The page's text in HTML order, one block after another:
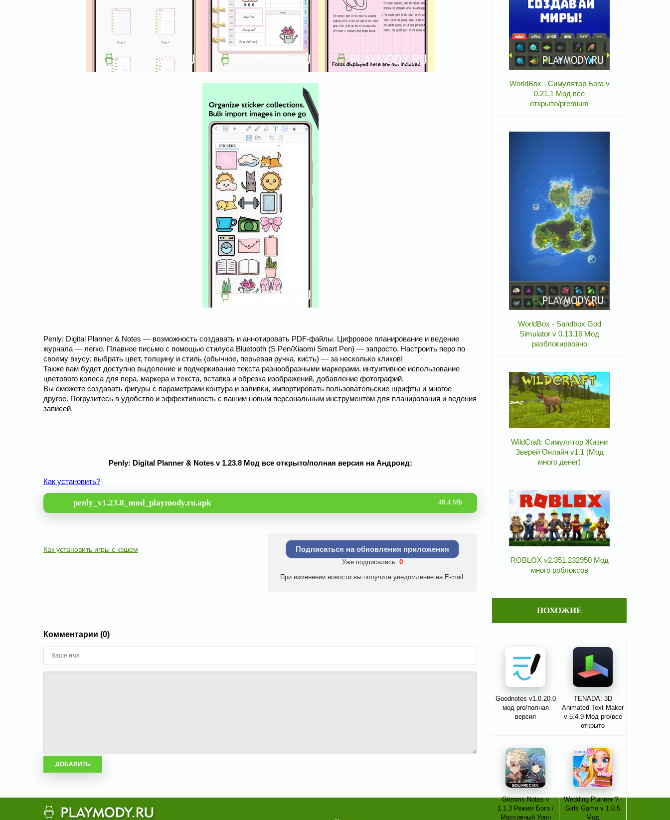
Penly: Digital Planner & Notes — возможность создавать и аннотировать PDF-файлы. Цифровое планирование и ведение
журнала — легко. Плавное письмо с помощью стилуса Bluetooth (S Pen/Xiaomi Smart Pen) — запросто. Настроить перо по
своему вкусу: выбрать цвет, толщину и стиль (обычное, перьевая ручка, кисть) — за несколько кликов!
Также вам будет доступно выделение и подчеркивание текста разнообразными маркерами, интуитивное использование
цветового колеса для пера, маркера и текста, вставка и обрезка изображений, добавление фотографий.
Вы сможете создавать фигуры с параметрами контура и заливки, импортировать пользовательские шрифты и многое
другое. Погрузитесь в удобство и эффективность с вашим новым персональным инструментом для планирования и ведения
записей.
Penly: Digital Planner & Notes v 1.23.8 Мод все открыто/полная версия на Андроид:
Как установить?
penly_v1.23.8_mod_playmody.ru.apk 48.4 Mb
Как установить игры с кэшем Подписаться на обновления приложения
Уже подписались: 0
При изменении новости вы получите уведомление на E-mail.
Комментарии (0)
WorldBox - Симулятор Бога v
0.21.1 Мод все
открыто/premium
WorldBox - Sandbox God
Simulator v 0.13.16 Мод
разблокирвоано
WildCraft: Симулятор Жизни
Зверей Онлайн v1.1 (Мод
много денег)
ROBLOX v2.351.232950 Мод
много роблоксов
ПОХОЖИЕ
Goodnotes v1.0.20.0
мод pro/полная
версия
TENADA: 3D
Animated Text Maker
v 5.4.9 Мод pro/все
открыто
Grimms Notes v
1.1.3 Режим Бога /
Массивный Урон
Wedding Planner ? -
Girls Game v 1.0.5
Мод